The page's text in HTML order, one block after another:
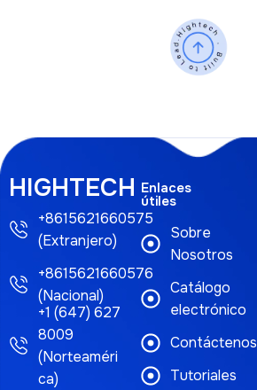
HIGHTECH
+8615621660575
(Extranjero)
+8615621660576
(Nacional)
+1 (647) 627
8009
(Norteaméri
ca)
Enlaces
útiles
Sobre
Nosotros
Catálogo
electrónico
Contáctenos
Tutoriales